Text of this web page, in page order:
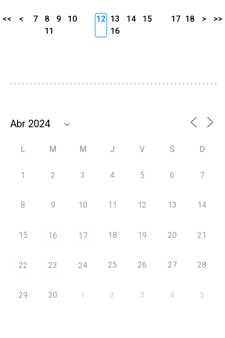
<< < 7 8 9
10
11
12 13 14
15
16
17 18 > >>
L M M J V S D
1 2 3 4 5 6 7
8 9 10 11 12 13 14
15 16 17 18 19 20 21
22 23 24 25 26 27 28
29 30 1 2 3 4 5